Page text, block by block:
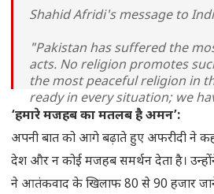
Shahid Afridi's message to
"Pakistan has suffered the
acts. No religion promotes
the most peaceful religion in
ready in every situation; we
🇮🇳🤯pic.twitter.com/
— Farid Khan (@_FaridKhan)
‘हमारे मजहब का मतलब है अमन’:
अपनी बात को आगे बढ़ाते हुए अफरीदी ने
देश और न कोई मजहब समर्थन देता है। उन्होंने
ने आतंकवाद के खिलाफ 80 से 90 हजार